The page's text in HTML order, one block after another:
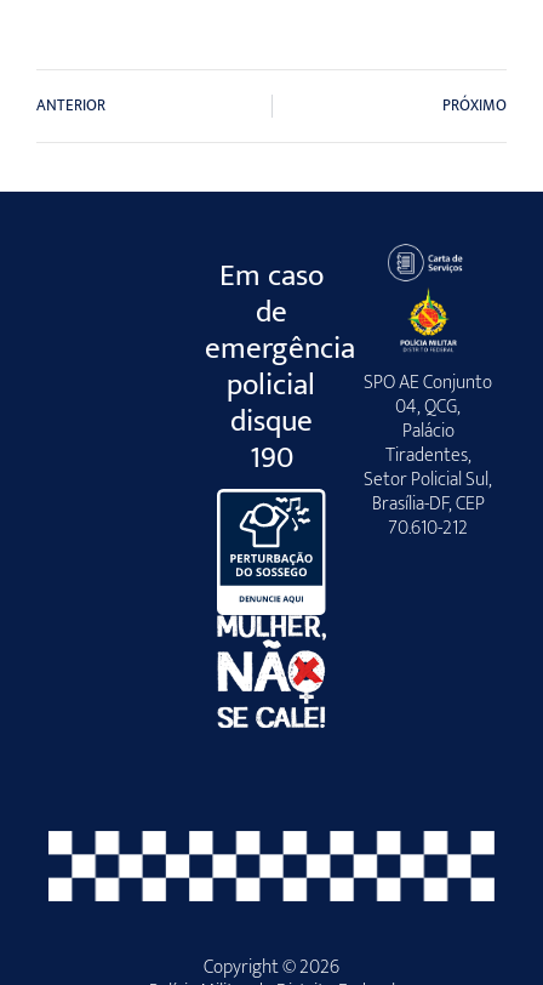
ANTERIOR PRÓXIMO
Em caso
de
emergência
policial
disque
190
SPO AE Conjunto
04, QCG,
Palácio
Tiradentes,
Setor Policial Sul,
Brasília-DF, CEP
70.610-212
Copyright © 2026